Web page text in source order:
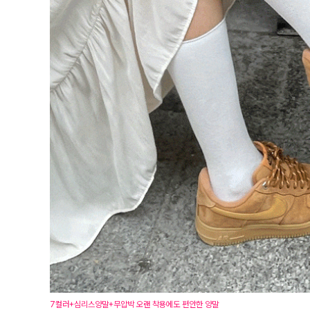
7컬러+심리스양말+무압박 오랜 착용에도 편안한 양말